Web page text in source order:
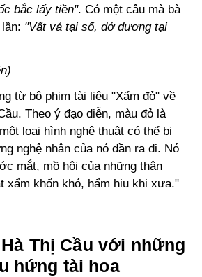
bắc lấy tiền". Có một câu mà bà
"Vất vả tại số, dở dương tại
từ bộ phim tài liệu "Xẩm đỏ" về
Theo ý đạo diễn, màu đỏ là
loại hình nghệ thuật có thể bị
nghệ nhân của nó dần ra đi. Nó
mắt, mồ hôi của những thân
xẩm khốn khó, hẩm hiu khi xưa."
Thị Cầu với những
hứng tài hoa